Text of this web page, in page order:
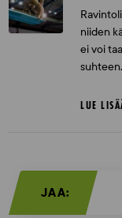
niiden
ei voi
suhteen.
LUE
JAA: